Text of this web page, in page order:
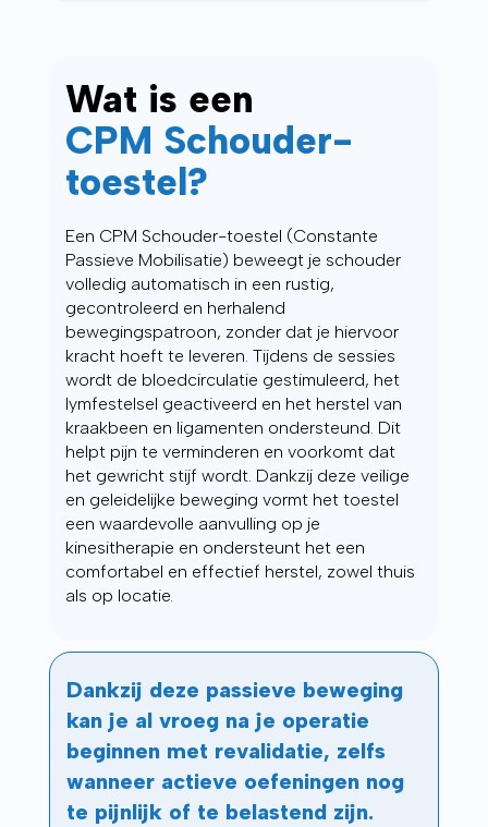
Wat is een
CPM Schouder-
toestel?
Een CPM Schouder-toestel (Constante
Passieve Mobilisatie) beweegt je schouder
volledig automatisch in een rustig,
gecontroleerd en herhalend
bewegingspatroon, zonder dat je hiervoor
kracht hoeft te leveren. Tijdens de sessies
wordt de bloedcirculatie gestimuleerd, het
lymfestelsel geactiveerd en het herstel van
kraakbeen en ligamenten ondersteund. Dit
helpt pijn te verminderen en voorkomt dat
het gewricht stijf wordt. Dankzij deze veilige
en geleidelijke beweging vormt het toestel
een waardevolle aanvulling op je
kinesitherapie en ondersteunt het een
comfortabel en effectief herstel, zowel thuis
als op locatie.
Dankzij deze passieve beweging
kan je al vroeg na je operatie
beginnen met revalidatie, zelfs
wanneer actieve oefeningen nog
te pijnlijk of te belastend zijn.